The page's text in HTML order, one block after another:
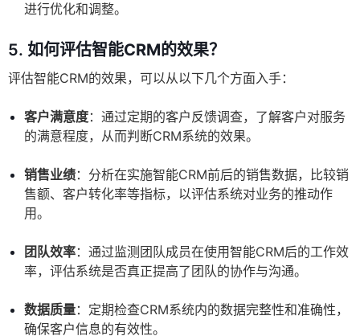
进行优化和调整。
5. 如何评估智能CRM的效果？
评估智能CRM的效果，可以从以下几个方面入手：
客户满意度：通过定期的客户反馈调查，了解客户对服务
的满意程度，从而判断CRM系统的效果。
销售业绩：分析在实施智能CRM前后的销售数据，比较销
售额、客户转化率等指标，以评估系统对业务的推动作
用。
团队效率：通过监测团队成员在使用智能CRM后的工作效
率，评估系统是否真正提高了团队的协作与沟通。
数据质量：定期检查CRM系统内的数据完整性和准确性，
确保客户信息的有效性。